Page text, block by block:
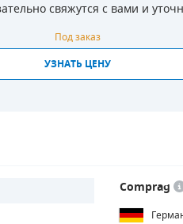
свяжутся с вами и
Под заказ
УЗНАТЬ ЦЕНУ
Comprag